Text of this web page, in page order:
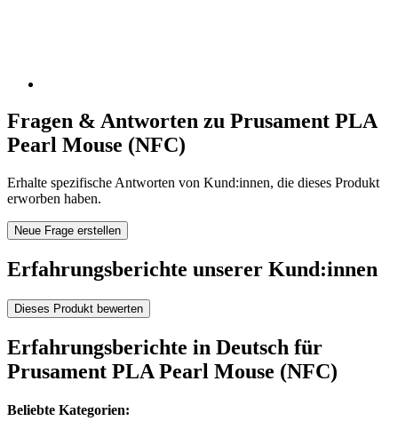
Fragen & Antworten zu Prusament PLA
Pearl Mouse (NFC)
Erhalte spezifische Antworten von Kund:innen, die dieses Produkt
erworben haben.
Neue Frage erstellen
Erfahrungsberichte unserer Kund:innen
Dieses Produkt bewerten
Erfahrungsberichte in Deutsch für
Prusament PLA Pearl Mouse (NFC)
Beliebte Kategorien: